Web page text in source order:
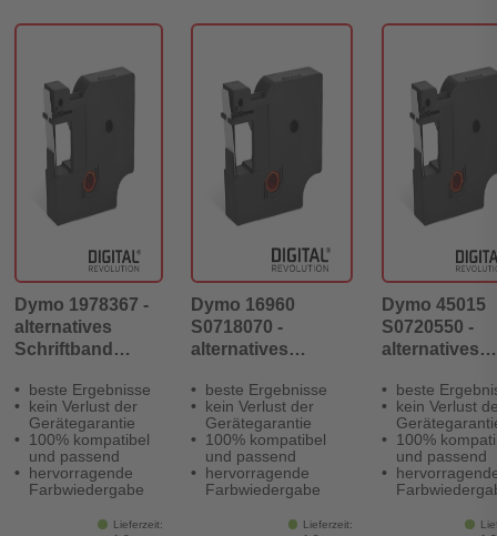
Dymo 1978367 -
alternatives
Schriftband
orange 12 mm
beste Ergebnisse
kein Verlust der
Gerätegarantie
100% kompatibel
und passend
hervorragende
Farbwiedergabe
Lieferzeit:
Dymo 16960
S0718070 -
alternatives
schwarz auf weiß
19 mm
beste Ergebnisse
kein Verlust der
Gerätegarantie
100% kompatibel
und passend
hervorragende
Farbwiedergabe
Lieferzeit:
Dymo 45015
S0720550 -
alternatives
auf weiß 12
beste
kein Verlust
100%
und passend